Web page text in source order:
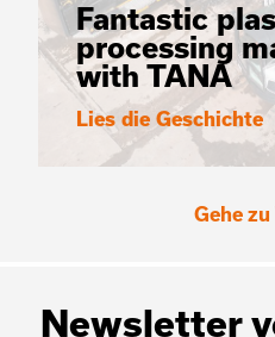
Fantastic
processing
with TANA
Lies die Geschichte
Gehe
Newsletter